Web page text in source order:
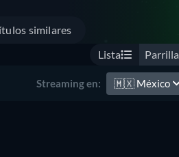
similares
Lista Parrilla
Streaming en: 🇲🇽 México